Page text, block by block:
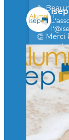
🥳 Beau
rires !
👏 Merci
il y a 2 mois
Voir sur
🙏
et